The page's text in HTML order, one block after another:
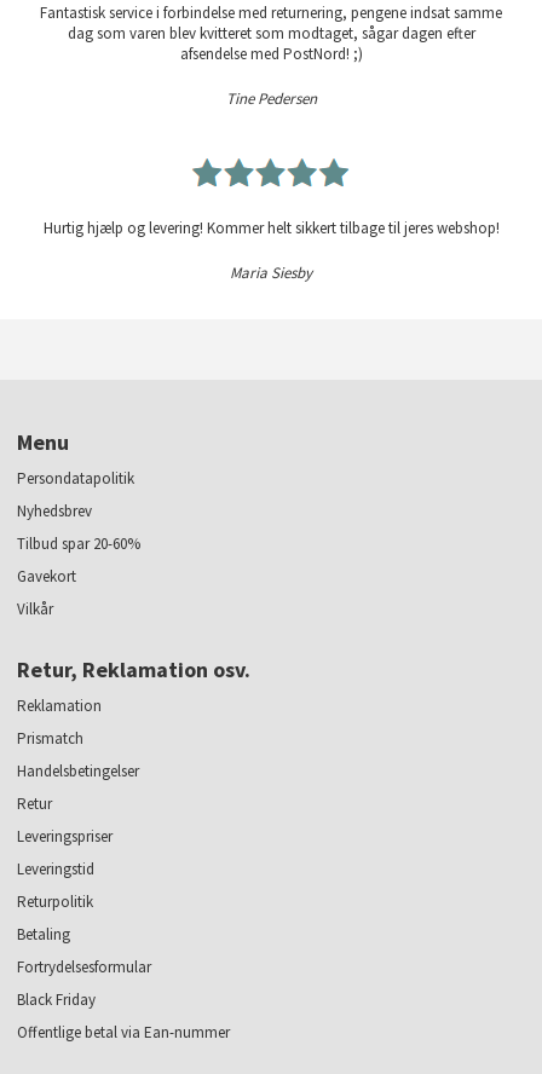
Fantastisk service i forbindelse med returnering, pengene indsat samme
dag som varen blev kvitteret som modtaget, sågar dagen efter
afsendelse med PostNord! ;)
Tine Pedersen
Hurtig hjælp og levering! Kommer helt sikkert tilbage til jeres webshop!
Maria Siesby
Menu
Persondatapolitik
Nyhedsbrev
Tilbud spar 20-60%
Gavekort
Vilkår
Retur, Reklamation osv.
Reklamation
Prismatch
Handelsbetingelser
Retur
Leveringspriser
Leveringstid
Returpolitik
Betaling
Fortrydelsesformular
Black Friday
Offentlige betal via Ean-nummer